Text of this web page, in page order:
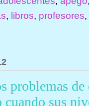
, libros, profesores
problemas
cuando sus